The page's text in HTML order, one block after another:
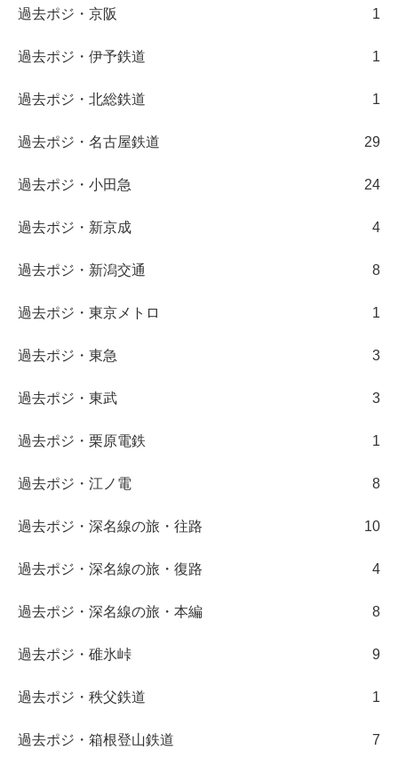
過去ポジ・京阪 1
過去ポジ・伊予鉄道 1
過去ポジ・北総鉄道 1
過去ポジ・名古屋鉄道 29
過去ポジ・小田急 24
過去ポジ・新京成 4
過去ポジ・新潟交通 8
過去ポジ・東京メトロ 1
過去ポジ・東急 3
過去ポジ・東武 3
過去ポジ・栗原電鉄 1
過去ポジ・江ノ電 8
過去ポジ・深名線の旅・往路 10
過去ポジ・深名線の旅・復路 4
過去ポジ・深名線の旅・本編 8
過去ポジ・碓氷峠 9
過去ポジ・秩父鉄道 1
過去ポジ・箱根登山鉄道 7